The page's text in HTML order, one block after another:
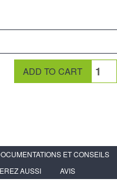
ET CONSEILS
AUSSI AVIS